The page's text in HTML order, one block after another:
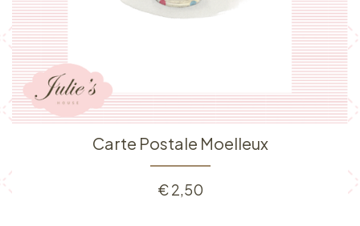
Carte Postale Moelleux
€2,50